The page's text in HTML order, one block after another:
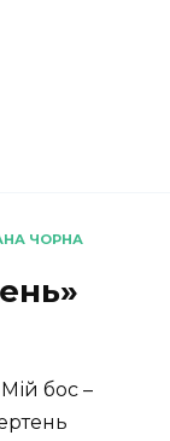
ЧОРНА
Мій бос –